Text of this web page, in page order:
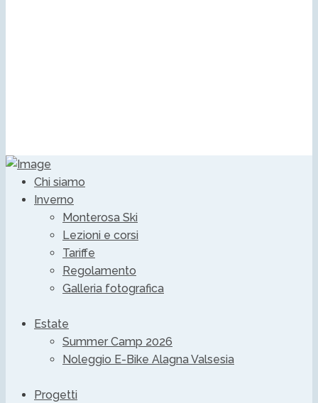
Chi siamo
Inverno
Monterosa Ski
Lezioni e corsi
Tariffe
Regolamento
Galleria fotografica
Estate
Summer Camp 2026
Noleggio E-Bike Alagna Valsesia
Progetti